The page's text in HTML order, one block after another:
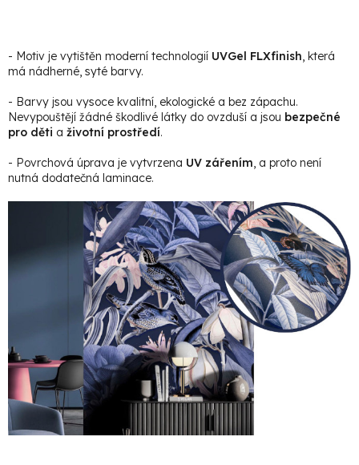
- Motiv je vytištěn moderní technologií UVGel FLXfinish, která
má nádherné, syté barvy.
- Barvy jsou vysoce kvalitní, ekologické a bez zápachu.
Nevypouštějí žádné škodlivé látky do ovzduší a jsou bezpečné
pro děti a životní prostředí.
- Povrchová úprava je vytvrzena UV zářením, a proto není
nutná dodatečná laminace.